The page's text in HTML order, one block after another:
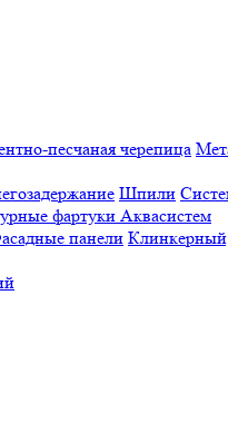
песчаная черепица
Шпили
фартуки Аквасистем
панели